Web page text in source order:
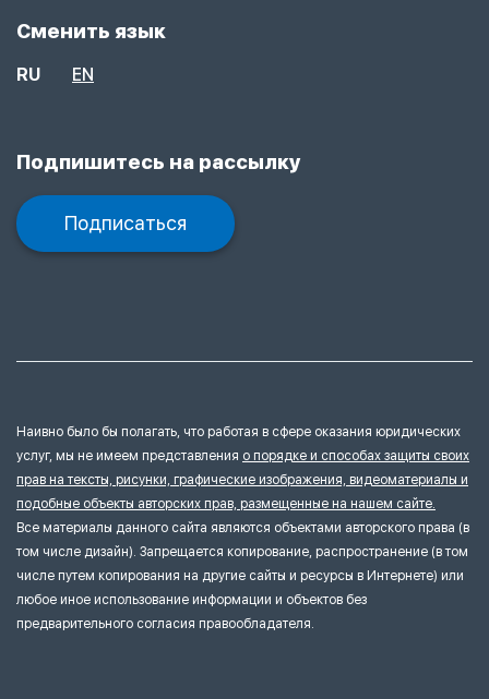
Сменить язык
RU EN
Подпишитесь на рассылку
Подписаться
Наивно было бы полагать, что работая в сфере оказания юридических
услуг, мы не имеем представления о порядке и способах защиты своих
прав на тексты, рисунки, графические изображения, видеоматериалы и
подобные объекты авторских прав, размещенные на нашем сайте.
Все материалы данного сайта являются объектами авторского права (в
том числе дизайн). Запрещается копирование, распространение (в том
числе путем копирования на другие сайты и ресурсы в Интернете) или
любое иное использование информации и объектов без
предварительного согласия правообладателя.